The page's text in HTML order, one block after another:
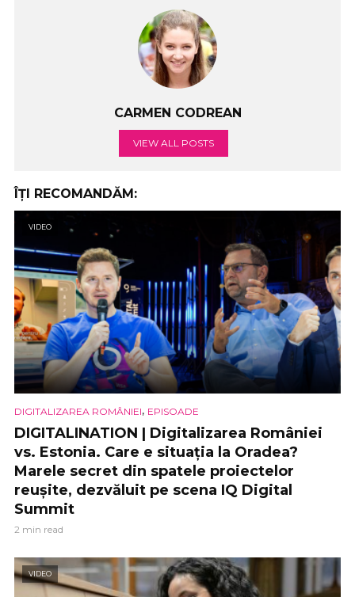
CARMEN CODREAN
VIEW ALL POSTS
ÎȚI RECOMANDĂM:
VIDEO
DIGITALIZAREA ROMÂNIEI, EPISOADE
DIGITALINATION | Digitalizarea României
vs. Estonia. Care e situația la Oradea?
Marele secret din spatele proiectelor
reușite, dezvăluit pe scena IQ Digital
Summit
2 min read
VIDEO